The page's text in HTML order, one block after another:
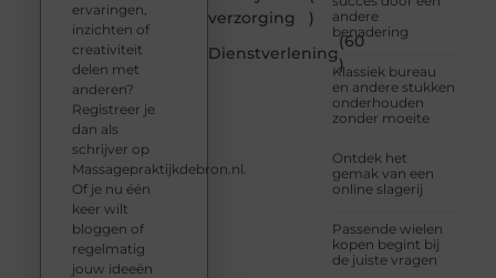
verzorging
)
Dienstverlening
(60
)
andere
benadering
Klassiek bureau
en andere stukken
onderhouden
zonder moeite
Ontdek het
gemak van een
online slagerij
Passende wielen
kopen begint bij
de juiste vragen
ervaringen,
inzichten of
creativiteit
delen met
anderen?
Registreer je
dan als
schrijver op
Massagepraktijkdebron.nl.
Of je nu één
keer wilt
bloggen of
regelmatig
jouw ideeën